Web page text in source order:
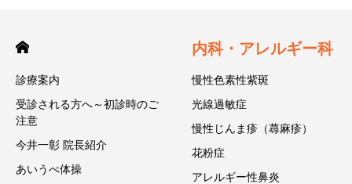
診療案内
受診される方へ～初診時のご
注意
今井一彰 院長紹介
あいうべ体操
内科・アレルギー科
慢性色素性紫斑
光線過敏症
慢性じんま疹（蕁麻疹）
花粉症
アレルギー性鼻炎